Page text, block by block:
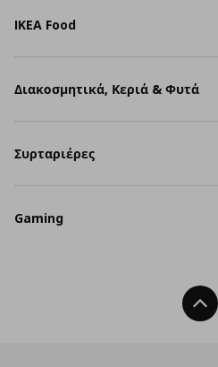
IKEA Food
Διακοσμητικά, Κεριά & Φυτά
Συρταριέρες
Gaming